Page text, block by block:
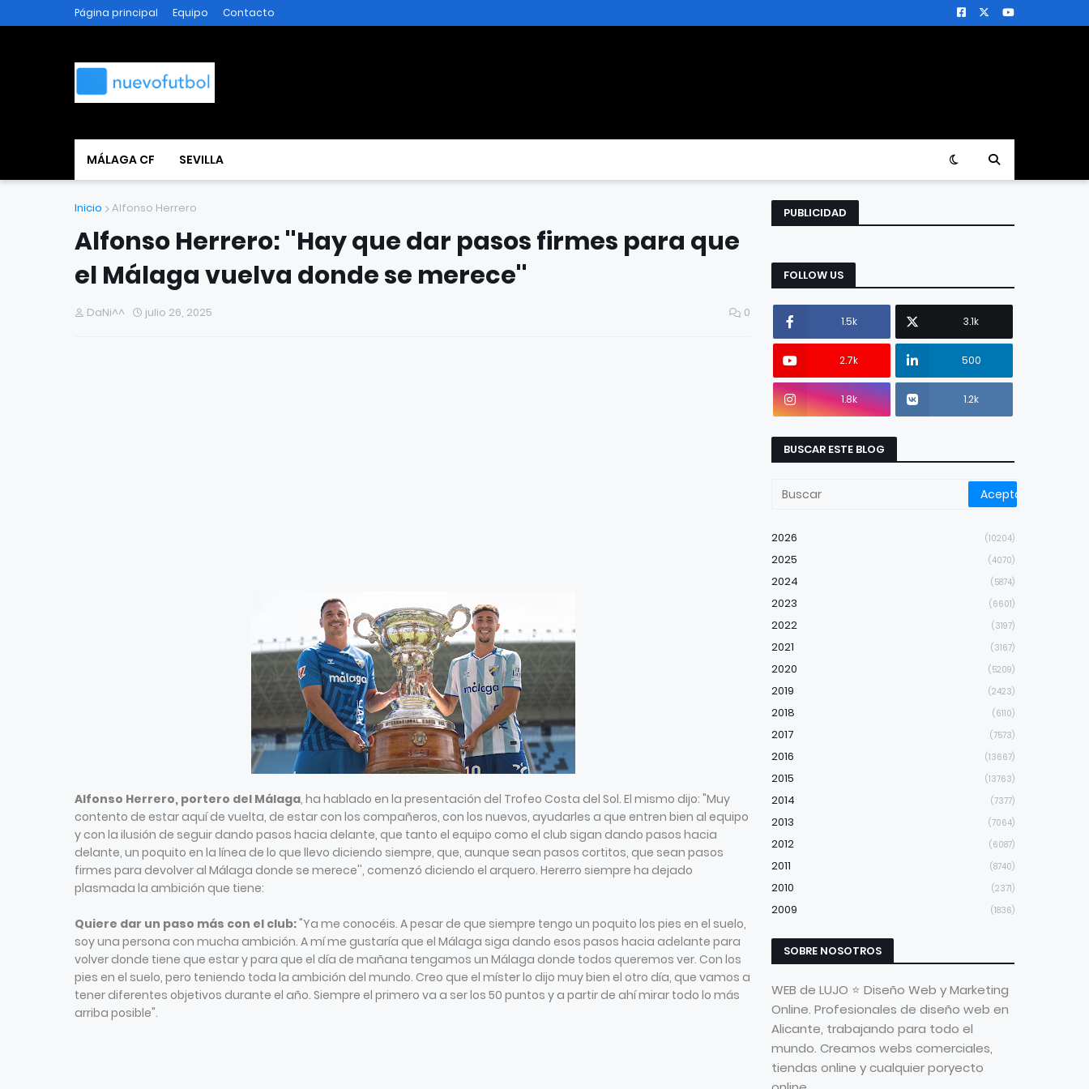
Página principal Equipo Contacto
MÁLAGA CF SEVILLA
Inicio Alfonso Herrero
Alfonso Herrero: ''Hay que dar pasos firmes para que
el Málaga vuelva donde se merece''
DaNi^^ julio 26, 2025 0
Alfonso Herrero, portero del Málaga, ha hablado en la presentación del Trofeo Costa del Sol. El mismo dijo: "Muy
contento de estar aquí de vuelta, de estar con los compañeros, con los nuevos, ayudarles a que entren bien al equipo
y con la ilusión de seguir dando pasos hacia delante, que tanto el equipo como el club sigan dando pasos hacia
delante, un poquito en la línea de lo que llevo diciendo siempre, que, aunque sean pasos cortitos, que sean pasos
firmes para devolver al Málaga donde se merece'', comenzó diciendo el arquero. Hererro siempre ha dejado
plasmada la ambición que tiene:
Quiere dar un paso más con el club:"Ya me conocéis. A pesar de que siempre tengo un poquito los pies en el suelo,
soy una persona con mucha ambición. A mí me gustaría que el Málaga siga dando esos pasos hacia adelante para
volver donde tiene que estar y para que el día de mañana tengamos un Málaga donde todos queremos ver. Con los
pies en el suelo, pero teniendo toda la ambición del mundo. Creo que el míster lo dijo muy bien el otro día, que vamos a
tener diferentes objetivos durante el año. Siempre el primero va a ser los 50 puntos y a partir de ahí mirar todo lo más
arriba posible".
PUBLICIDAD
FOLLOW US
1.5k 3.1k
2.7k 500
1.8k 1.2k
BUSCAR ESTE BLOG
2026 (10204)
2025 (4070)
2024 (5874)
2023 (6601)
2022 (3197)
2021 (3167)
2020 (5209)
2019 (2423)
2018 (6110)
2017 (7573)
2016 (13667)
2015 (13763)
2014 (7377)
2013 (7064)
2012 (6087)
2011 (8740)
2010 (2371)
2009 (1836)
SOBRE NOSOTROS
WEB de LUJO ⭐ Diseño Web y Marketing
Online. Profesionales de diseño web en
Alicante, trabajando para todo el
mundo. Creamos webs comerciales,
tiendas online y cualquier poryecto